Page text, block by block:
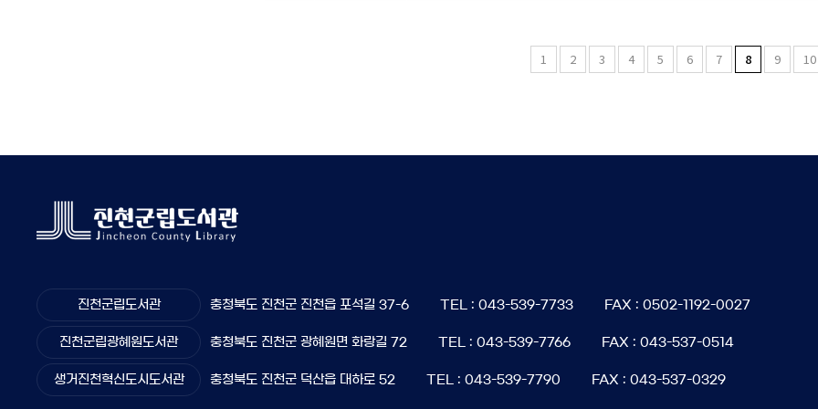
1 2 3 4 5 6 7 8 9 10
진천군립도서관 충청북도 진천군 진천읍 포석길 37-6 TEL : 043-539-7733 FAX : 0502-1192-0027
진천군립광혜원도서관 충청북도 진천군 광혜원면 화랑길 72 TEL : 043-539-7766 FAX : 043-537-0514
생거진천혁신도시도서관 충청북도 진천군 덕산읍 대하로 52 TEL : 043-539-7790 FAX : 043-537-0329